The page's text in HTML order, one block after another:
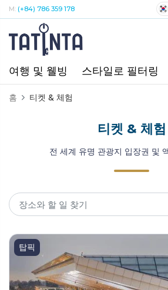
M: (+84) 786 359 178
여행 및 웰빙 스타일로 필터링
홈 티켓 & 체험
티켓 & 체험
전 세계 유명 관광지 입장권 및
탑픽